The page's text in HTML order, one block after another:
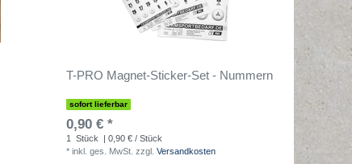
T-PRO Magnet-Sticker-Set - Nummern
sofort lieferbar
0,90 € *
1 Stück
| 0,90 € / Stück
* inkl. ges. MwSt. zzgl. Versandkosten